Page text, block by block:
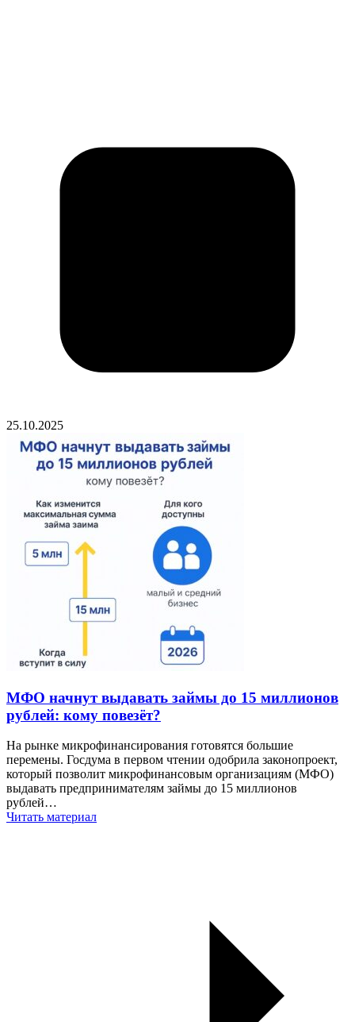
25.10.2025
МФО начнут выдавать займы до 15 миллионов
рублей: кому повезёт?
На рынке микрофинансирования готовятся большие
перемены. Госдума в первом чтении одобрила законопроект,
который позволит микрофинансовым организациям (МФО)
выдавать предпринимателям займы до 15 миллионов
рублей…
Читать материал